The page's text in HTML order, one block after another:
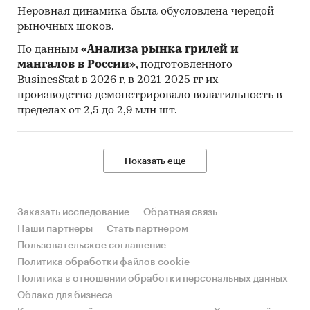
Цены на товар в регионах ФО. Указаны
регионы с максимальной и минимальной
ценой в актуальный период, а также
средняя цена, медианная цена.
Исследование построено на основе данных
официальной статистики по cредним
потребительским ценам (тарифам) на товары и
услуги и индексам потребительских цен,
представленных в Единой межведомственной
информационно-статистической
Согласно методологии Росстат средняя
потребительская цена (тариф) – это средняя
величина из уровней цен на товар (услугу)-
представитель, зарегистрированная в
различных организациях торговли и сферы
услуг.
Неровная динамика была обусловлена чередой
рыночных шоков.
По данным «Анализа рынка грилей и
мангалов в России», подготовленного
BusinesStat в 2026 г, в 2021-2025 гг их
производство демонстрировало волатильность в
пределах от 2,5 до 2,9 млн шт.
Показать еще
Заказать исследование
Обратная связь
Наши партнеры
Стать партнером
Пользовательское соглашение
Политика обработки файлов cookie
Политика в отношении обработки персональных данных
Облако для бизнеса